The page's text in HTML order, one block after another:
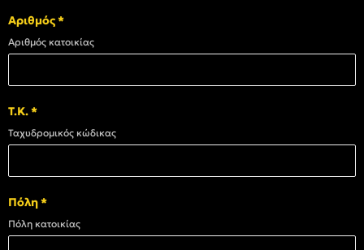
Αριθμός*
Αριθμός κατοικίας
Τ.Κ.*
Ταχυδρομικός κώδικας
Πόλη*
Πόλη κατοικίας